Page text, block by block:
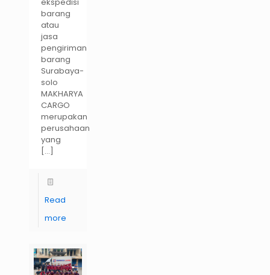
barang
atau
jasa
pengiriman
barang
Surabaya-
solo
MAKHARYA
CARGO
merupakan
perusahaan
yang
[…]
Read
more